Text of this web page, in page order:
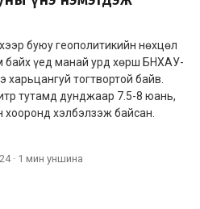
буюу геополитикийн нөхцөл
байх үед манай урд хөрш БНХАУ-
тогтвортой байв.
тутамд дунджаар 7.5-8 юань,
хэлбэлзэж байсан.
· 1 мин уншина